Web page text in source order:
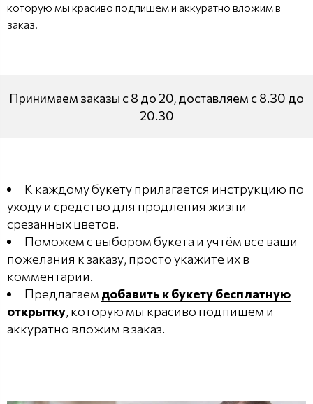
которую мы красиво подпишем и аккуратно вложим в
заказ.
Принимаем заказы с 8 до 20, доставляем с 8.30 до
20.30
К каждому букету прилагается инструкцию по
уходу и средство для продления жизни
срезанных цветов.
Поможем с выбором букета и учтём все ваши
пожелания к заказу, просто укажите их в
комментарии.
Предлагаем добавить к букету бесплатную
открытку, которую мы красиво подпишем и
аккуратно вложим в заказ.